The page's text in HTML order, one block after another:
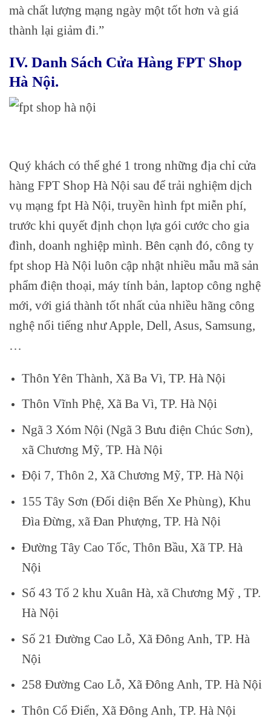
mà chất lượng mạng ngày một tốt hơn và giá
thành lại giảm đi.”
IV. Danh Sách Cửa Hàng FPT Shop
Hà Nội.
Quý khách có thể ghé 1 trong những địa chỉ cửa
hàng FPT Shop Hà Nội sau để trải nghiệm dịch
vụ mạng fpt Hà Nội, truyền hình fpt miễn phí,
trước khi quyết định chọn lựa gói cước cho gia
đình, doanh nghiệp mình. Bên cạnh đó, công ty
fpt shop Hà Nội luôn cập nhật nhiều mẫu mã sản
phẩm điện thoại, máy tính bản, laptop công nghệ
mới, với giá thành tốt nhất của nhiều hãng công
nghệ nổi tiếng như Apple, Dell, Asus, Samsung,
…
Thôn Yên Thành, Xã Ba Vì, TP. Hà Nội
Thôn Vĩnh Phệ, Xã Ba Vì, TP. Hà Nội
Ngã 3 Xóm Nội (Ngã 3 Bưu điện Chúc Sơn),
xã Chương Mỹ, TP. Hà Nội
Đội 7, Thôn 2, Xã Chương Mỹ, TP. Hà Nội
155 Tây Sơn (Đối diện Bến Xe Phùng), Khu
Đìa Đừng, xã Đan Phượng, TP. Hà Nội
Đường Tây Cao Tốc, Thôn Bầu, Xã TP. Hà
Nội
Số 43 Tổ 2 khu Xuân Hà, xã Chương Mỹ , TP.
Hà Nội
Số 21 Đường Cao Lỗ, Xã Đông Anh, TP. Hà
Nội
258 Đường Cao Lỗ, Xã Đông Anh, TP. Hà Nội
Thôn Cổ Điển, Xã Đông Anh, TP. Hà Nội